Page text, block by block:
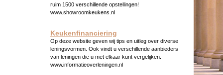
ruim 1500 verschillende opstellingen!
www.showroomkeukens.nl
Keukenfinanciering
Op deze website geven wij tips en uitleg over diverse
leningsvormen. Ook vindt u verschillende aanbieders
van leningen die u met elkaar kunt vergelijken.
www.informatieoverleningen.nl